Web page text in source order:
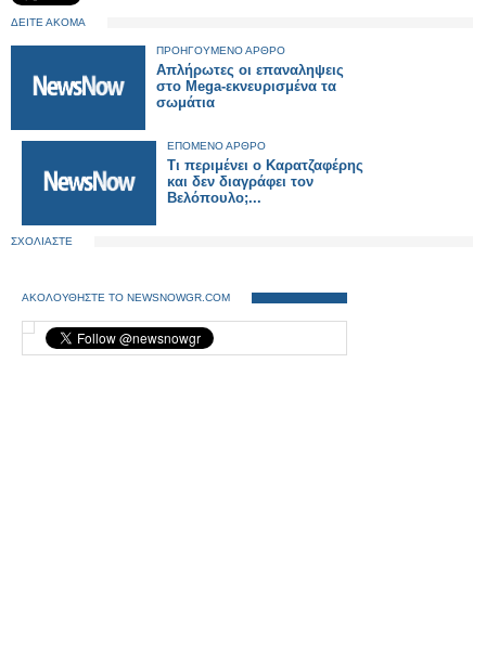
ΔΕΙΤΕ ΑΚΟΜΑ
ΠΡΟΗΓΟΥΜΕΝΟ ΑΡΘΡΟ
Απλήρωτες οι επαναληψεις
στο Mega-εκνευρισμένα τα
σωμάτια
ΕΠΟΜΕΝΟ ΑΡΘΡΟ
Τι περιμένει ο Καρατζαφέρης
και δεν διαγράφει τον
Βελόπουλο;...
ΣΧΟΛΙΑΣΤΕ
ΑΚΟΛΟΥΘΗΣΤΕ ΤΟ NEWSNOWGR.COM